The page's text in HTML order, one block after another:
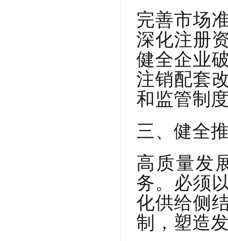
完善市场
深化注册
健全企业
注销配套
和监管制
三、健全
高质量发
务。必须
化供给侧
制，塑造